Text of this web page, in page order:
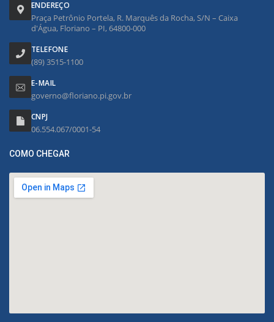
ENDEREÇO
Praça Petrônio Portela, R. Marquês da Rocha, S/N – Caixa
d'Água, Floriano – PI, 64800-000
TELEFONE
(89) 3515-1100
E-MAIL
governo@floriano.pi.gov.br
CNPJ
06.554.067/0001-54
COMO CHEGAR